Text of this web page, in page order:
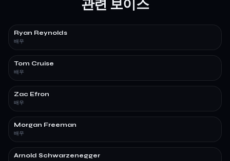
관련 보이스
Ryan Reynolds
배우
Tom Cruise
배우
Zac Efron
배우
Morgan Freeman
배우
Arnold Schwarzenegger